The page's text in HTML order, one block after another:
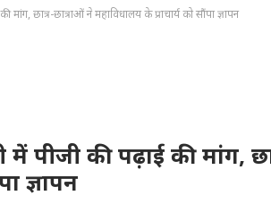
मांग, छात्र-छात्राओं ने महाविधालय के प्राचार्य को सौंपा ज्ञापन
पीजी की पढ़ाई की मांग,
ज्ञापन